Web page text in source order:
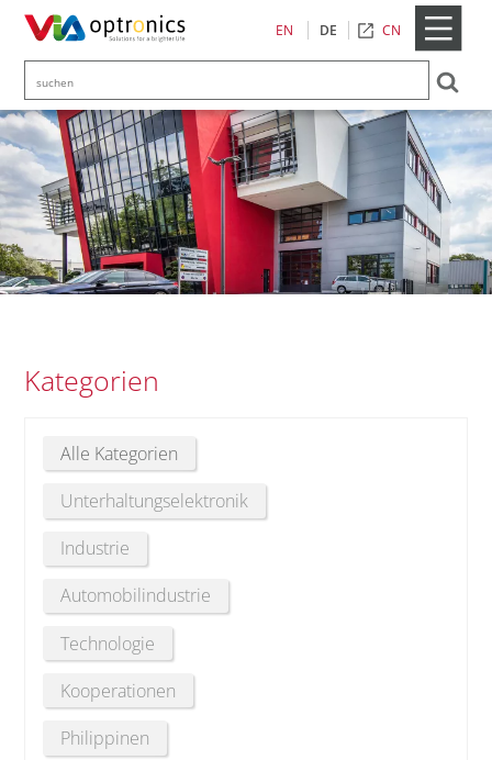
EN DE CN
Kategorien
Alle Kategorien
Unterhaltungselektronik
Industrie
Automobilindustrie
Technologie
Kooperationen
Philippinen